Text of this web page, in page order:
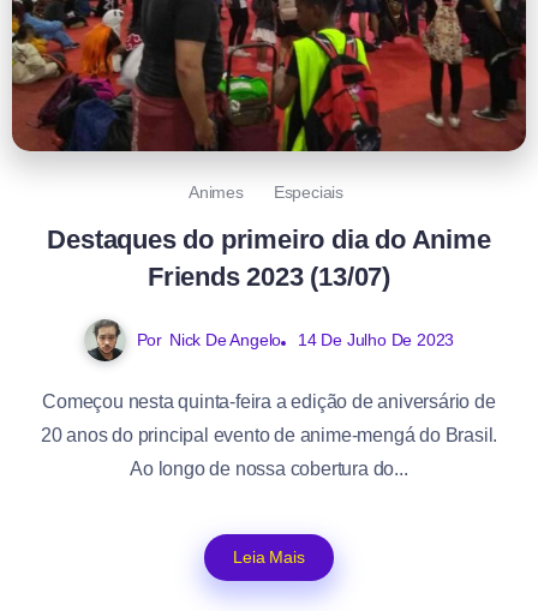
Animes Especiais
Destaques do primeiro dia do Anime
Friends 2023 (13/07)
Por Nick De Angelo 14 De Julho De 2023
Começou nesta quinta-feira a edição de aniversário de
20 anos do principal evento de anime-mengá do Brasil.
Ao longo de nossa cobertura do...
Leia Mais